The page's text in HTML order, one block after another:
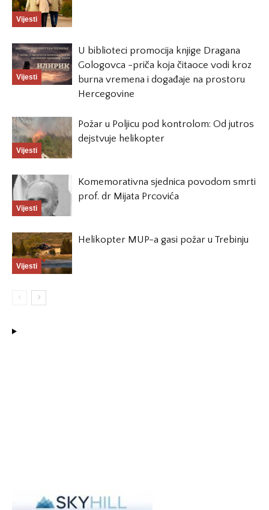
Vijesti
Vijesti
U biblioteci promocija knjige Dragana
Gologovca -priča koja čitaoce vodi kroz
burna vremena i događaje na prostoru
Hercegovine
Vijesti
Požar u Poljicu pod kontrolom: Od jutros
dejstvuje helikopter
Vijesti
Komemorativna sjednica povodom smrti
prof. dr Mijata Prcovića
Vijesti
Helikopter MUP-a gasi požar u Trebinju